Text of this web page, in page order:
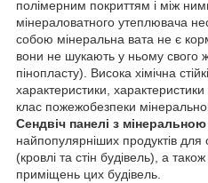
полімерним покриттям і між
мінераловатного утеплювача
собою мінеральна вата не є
вони не шукають у ньому свого
пінопласту). Висока хімічна
характеристики,
клас пожежобезпеки
Сендвіч панелі з
найпопулярніших продуктів для
(кровлі та стін будівель), а
приміщень цих будівель.